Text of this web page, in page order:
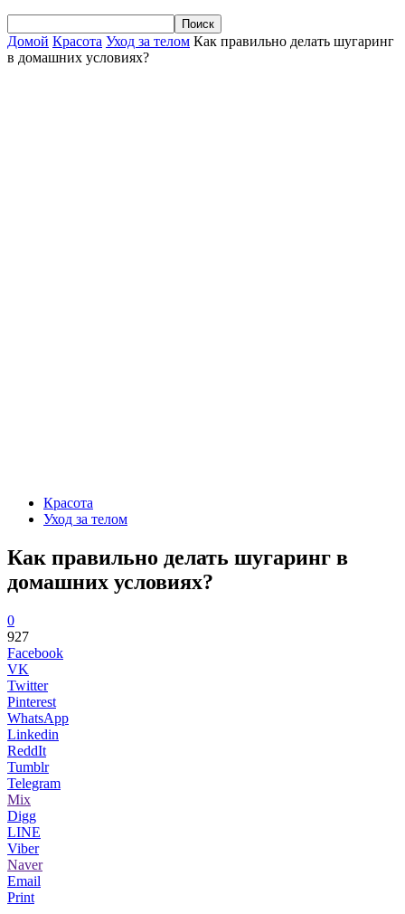
Домой Красота Уход за телом Как правильно делать шугаринг
в домашних условиях?
Красота
Уход за телом
Как правильно делать шугаринг в
домашних условиях?
0
927
Facebook
VK
Twitter
Pinterest
WhatsApp
Linkedin
ReddIt
Tumblr
Telegram
Mix
Digg
LINE
Viber
Naver
Email
Print